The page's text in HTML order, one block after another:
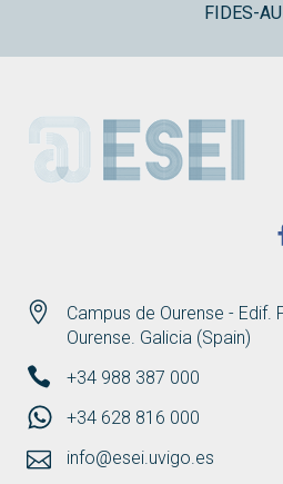
FIDES-
ESEI
Campus de Ourense -
Ourense. Galicia (Spain)
+34 988 387 000
+34 628 816 000
info@esei.uvigo.es